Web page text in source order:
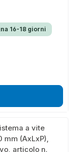
16-18 giorni